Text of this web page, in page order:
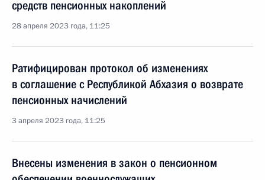
средств пенсионных накоплений
28 апреля 2023 года, 11:25
Ратифицирован протокол об изменениях
в соглашение с Республикой Абхазия о возврате
пенсионных начислений
3 апреля 2023 года, 11:25
Внесены изменения в закон о пенсионном